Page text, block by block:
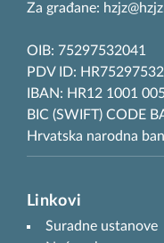
Za građane:
OIB: 75297532041
PDV ID:
IBAN: HR12 1001
BIC (SWIFT) CODE
Hrvatska narodna
Linkovi
Suradne ustanove